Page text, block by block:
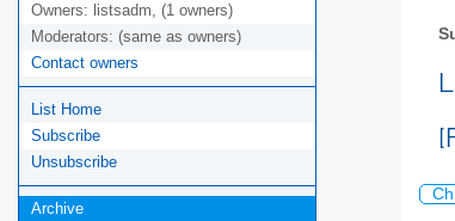
Owners: listsadm, (1 owners)
Moderators: (same as owners)
Contact owners
List Home
Subscribe
Unsubscribe
Archive